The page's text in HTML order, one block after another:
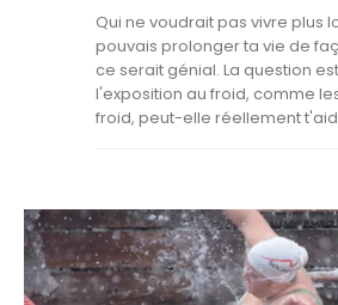
Qui ne voudrait pas vivre plus
pouvais prolonger ta vie de
ce serait génial. La question
l'exposition au froid, comme
froid, peut-elle réellement